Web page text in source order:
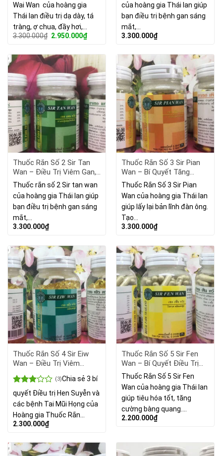
Wai Wan của hoàng gia
Thái lan điều trị dạ dày, tá
tràng, ợ chua, đầy hơi,…
3.300.000₫ Giá
3.300.000₫.
2.950.000₫Giá
hiện
là:
2.950.000₫.
của hoàng gia Thái lan giúp
bạn điều trị bệnh gan sáng
mắt,…
3.300.000₫
Thuốc Rắn Số 2 Sir Tan
Wan – Điều Trị Viêm Gan,
Tim Mạch, Làm Sáng Mắt.
(Sao Chép)
Thuốc rắn số 2 Sir tan wan
của hoàng gia Thái lan giúp
bạn điều trị bệnh gan sáng
mắt,…
3.300.000₫
Thuốc Rắn Số 3 Sir Pian
Wan – Bí Quyết Tăng
Cường Sinh Lý Nam Giới
Thuốc Rắn Số 3 Sir Pian
Wan của hoàng gia Thái lan
giúp lấy lại bản lĩnh đàn ông.
Tạo…
3.300.000₫
Thuốc Rắn Số 4 Sir Eiw
Wan – Điều Trị Viêm
Được
xếp
hạng
3.005
sao
(3)Chia sẻ 3 bí
quyết Điều trị Hen Suyễn và
các bệnh Tai Mũi Họng của
Hoàng gia Thuốc Rắn…
2.300.000₫
Thuốc Rắn Số 5 Sir Fen
Wan – Bí Quyết Điều Trị
Tiểu Đường.
Thuốc Rắn Số 5 Sir Fen
Wan của hoàng gia Thái lan
giúp tiêu hóa tốt, tăng
cường bàng quang.…
2.200.000₫